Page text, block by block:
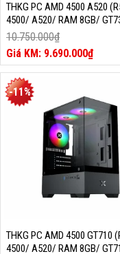
THKG PC AMD 4500 A520
4500/ A520/ RAM 8GB/
2G/ SSD 256GB/ 400W/ DOS)
10.750.000₫
Giá
gốc
là:
10.750.000₫.
9.690.000₫
Giá
hiện
tại
là:
9.690.000₫.
-11%
THKG PC AMD 4500 GT710
4500/ A520/ RAM 8GB/